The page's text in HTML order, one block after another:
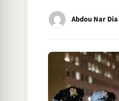
Abdou Nar Dia